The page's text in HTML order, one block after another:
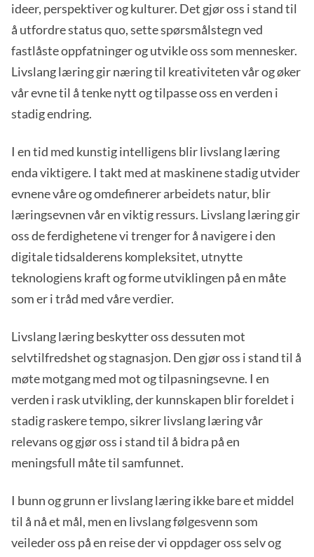
ideer, perspektiver og kulturer. Det gjør oss i stand til
å utfordre status quo, sette spørsmålstegn ved
fastlåste oppfatninger og utvikle oss som mennesker.
Livslang læring gir næring til kreativiteten vår og øker
vår evne til å tenke nytt og tilpasse oss en verden i
stadig endring.
I en tid med kunstig intelligens blir livslang læring
enda viktigere. I takt med at maskinene stadig utvider
evnene våre og omdefinerer arbeidets natur, blir
læringsevnen vår en viktig ressurs. Livslang læring gir
oss de ferdighetene vi trenger for å navigere i den
digitale tidsalderens kompleksitet, utnytte
teknologiens kraft og forme utviklingen på en måte
som er i tråd med våre verdier.
Livslang læring beskytter oss dessuten mot
selvtilfredshet og stagnasjon. Den gjør oss i stand til å
møte motgang med mot og tilpasningsevne. I en
verden i rask utvikling, der kunnskapen blir foreldet i
stadig raskere tempo, sikrer livslang læring vår
relevans og gjør oss i stand til å bidra på en
meningsfull måte til samfunnet.
I bunn og grunn er livslang læring ikke bare et middel
til å nå et mål, men en livslang følgesvenn som
veileder oss på en reise der vi oppdager oss selv og